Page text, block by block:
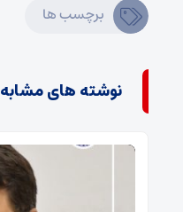
برچسب ها
نوشته های مشابه